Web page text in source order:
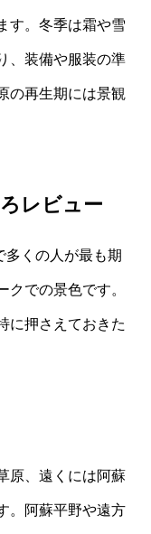
す。冬季は霜や雪
、装備や服装の準
の再生期には景観
レビュー
多くの人が最も期
での景色です。
に押さえておきた
原、遠くには阿蘇
。阿蘇平野や遠方